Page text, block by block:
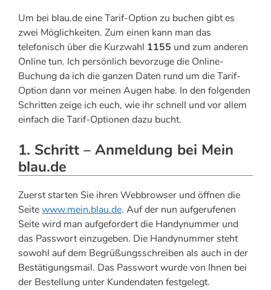
Um bei blau.de eine Tarif-Option zu buchen gibt es
zwei Möglichkeiten. Zum einen kann man das
telefonisch über die Kurzwahl 1155 und zum anderen
Online tun. Ich persönlich bevorzuge die Online-
Buchung da ich die ganzen Daten rund um die Tarif-
Option dann vor meinen Augen habe. In den folgenden
Schritten zeige ich euch, wie ihr schnell und vor allem
einfach die Tarif-Optionen dazu bucht.
1. Schritt – Anmeldung bei Mein
blau.de
Zuerst starten Sie ihren Webbrowser und öffnen die
Seitewww.mein.blau.de. Auf der nun aufgerufenen
Seite wird man aufgefordert die Handynummer und
das Passwort einzugeben. Die Handynummer steht
sowohl auf dem Begrüßungsschreiben als auch in der
Bestätigungsmail. Das Passwort wurde von Ihnen bei
der Bestellung unter Kundendaten festgelegt.